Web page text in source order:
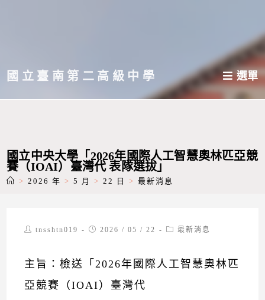
主國立臺南第二高級中學 選單
國立中央大學「2026年國際人工智慧奧林匹亞競
賽（IOAI）臺灣代 表隊選拔」
> 2026 年 > 5 月 > 22 日 > 最新消息
Posttnsshtn019
Post2026 / 05 / 22
Post最新消息
主旨：檢送「2026年國際人工智慧奧林匹
亞競賽（IOAI）臺灣代